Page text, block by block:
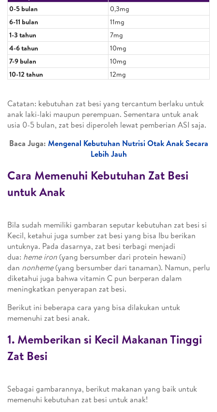
0-5 bulan
0,3mg
6-11 bulan
11mg
1-3 tahun
7mg
4-6 tahun
10mg
7-9 bulan
10mg
10-12 tahun
12mg
Catatan: kebutuhan zat besi yang tercantum berlaku untuk
anak laki-laki maupun perempuan. Sementara untuk anak
usia 0-5 bulan, zat besi diperoleh lewat pemberian ASI saja.
Baca Juga: Mengenal Kebutuhan Nutrisi Otak Anak Secara
Lebih Jauh
Cara Memenuhi Kebutuhan Zat Besi
untuk Anak
Bila sudah memiliki gambaran seputar kebutuhan zat besi si
Kecil, ketahui juga sumber zat besi yang bisa Ibu berikan
untuknya. Pada dasarnya, zat besi terbagi menjadi
dua: heme iron (yang bersumber dari protein hewani)
dan nonheme(yang bersumber dari tanaman). Namun, perlu
diketahui juga bahwa vitamin C pun berperan dalam
meningkatkan penyerapan zat besi.
Berikut ini beberapa cara yang bisa dilakukan untuk
memenuhi zat besi anak.
1. Memberikan si Kecil Makanan Tinggi
Zat Besi
Sebagai gambarannya, berikut makanan yang baik untuk
memenuhi kebutuhan zat besi untuk anak!